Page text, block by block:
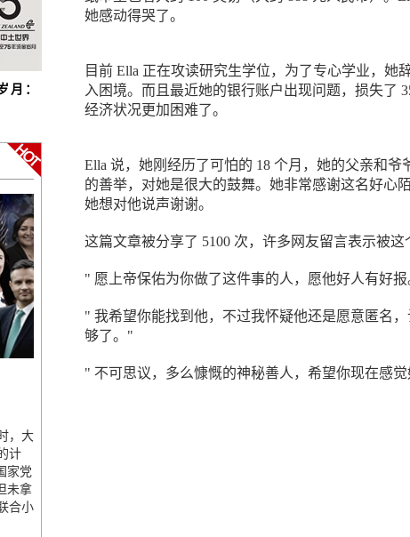
月：
，大
计
家党
未拿
合小
她感动得哭了。
目前 Ella 正在攻读研究生学位，为了专心学业，她
入困境。而且最近她的银行账户出现问题，损失了
经济状况更加困难了。
Ella 说，她刚经历了可怕的 18 个月，她的父亲和
的善举，对她是很大的鼓舞。她非常感谢这名好心
她想对他说声谢谢。
这篇文章被分享了 5100 次，许多网友留言表示被这
" 愿上帝保佑为你做了这件事的人，愿他好人有好
" 我希望你能找到他，不过我怀疑他还是愿意匿名
够了。"
" 不可思议，多么慷慨的神秘善人，希望你现在感